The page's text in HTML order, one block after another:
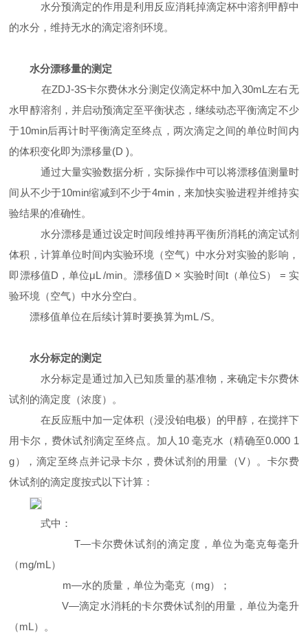
水分预滴定的作用是利用反应消耗掉滴定杯中溶剂甲醇中
的水分，维持无水的滴定溶剂环境。
水分漂移量的测定
在ZDJ-3S卡尔费休水分测定仪滴定杯中加入30mL左右无
水甲醇溶剂，并启动预滴定至平衡状态，继续动态平衡滴定不少
于10min后再计时平衡滴定至终点，两次滴定之间的单位时间内
的体积变化即为漂移量(D )。
通过大量实验数据分析，实际操作中可以将漂移值测量时
间从不少于10min缩减到不少于4min，来加快实验进程并维持实
验结果的准确性。
水分漂移是通过设定时间段维持再平衡所消耗的滴定试剂
体积，计算单位时间内实验环境（空气）中水分对实验的影响，
即漂移值D ，单位μL /min。漂移值D × 实验时间t（单位S） = 实
验环境（空气）中水分空白。
漂移值单位在后续计算时要换算为mL /S。
水分标定的测定
水分标定是通过加入已知质量的基准物，来确定卡尔费休
试剂的滴定度（浓度）。
在反应瓶中加一定体积（浸没铂电极）的甲醇，在搅拌下
用卡尔，费休试剂滴定至终点。加人 10 毫克水（精确至0.000 1
g），滴定至终点并记录卡尔，费休试剂的用量（V）。卡尔费
休试剂的滴定度按式以下计算：
式中：
T—卡尔费休试剂的滴定度，单位为毫克每毫升
（mg/mL）
m—水的质量，单位为毫克（mg）；
V—滴定水消耗的卡尔费休试剂的用量，单位为毫升
（mL）。